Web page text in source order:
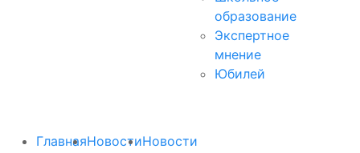
образование
Экспертное
мнение
Юбилей
ГлавнаяНовостиНовости